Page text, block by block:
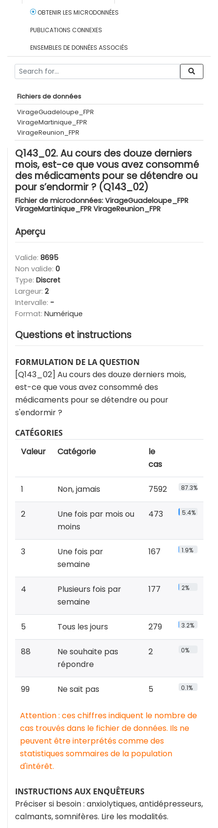
OBTENIR LES MICRODONNÉES
PUBLICATIONS CONNEXES
ENSEMBLES DE DONNÉES ASSOCIÉS
Fichiers de données
VirageGuadeloupe_FPR
VirageMartinique_FPR
VirageReunion_FPR
Q143_02. Au cours des douze derniers
mois, est-ce que vous avez consommé
des médicaments pour se détendre ou
pour s’endormir ? (Q143_02)
Fichier de microdonnées: VirageGuadeloupe_FPR
VirageMartinique_FPR VirageReunion_FPR
Aperçu
Valide: 8695
Non valide: 0
Type: Discret
Largeur: 2
Intervalle: -
Format: Numérique
Questions et instructions
FORMULATION DE LA QUESTION
[Q143_02] Au cours des douze derniers mois,
est-ce que vous avez consommé des
médicaments pour se détendre ou pour
s'endormir ?
CATÉGORIES
Valeur Catégorie
le
cas
1 Non, jamais 7592 87.3%
2
Une fois par mois ou
moins
473 5.4%
3
Une fois par
semaine
167 1.9%
4
Plusieurs fois par
semaine
177 2%
5 Tous les jours 279 3.2%
88
Ne souhaite pas
répondre
2 0%
99 Ne sait pas 5 0.1%
Attention : ces chiffres indiquent le nombre de
cas trouvés dans le fichier de données. Ils ne
peuvent être interprétés comme des
statistiques sommaires de la population
d'intérêt.
INSTRUCTIONS AUX ENQUÊTEURS
Préciser si besoin : anxiolytiques, antidépresseurs,
calmants, somnifères. Lire les modalités.